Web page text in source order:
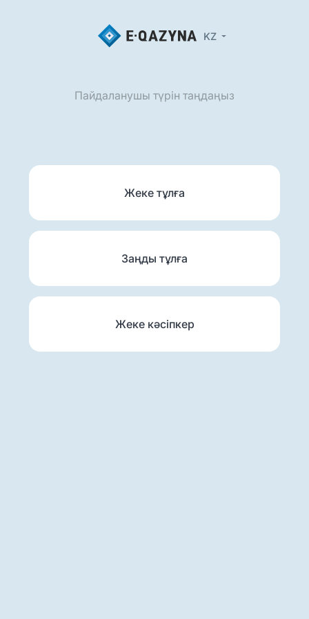
KZ
Пайдаланушы түрін таңдаңыз
Жеке тұлға
Заңды тұлға
Жеке кәсіпкер